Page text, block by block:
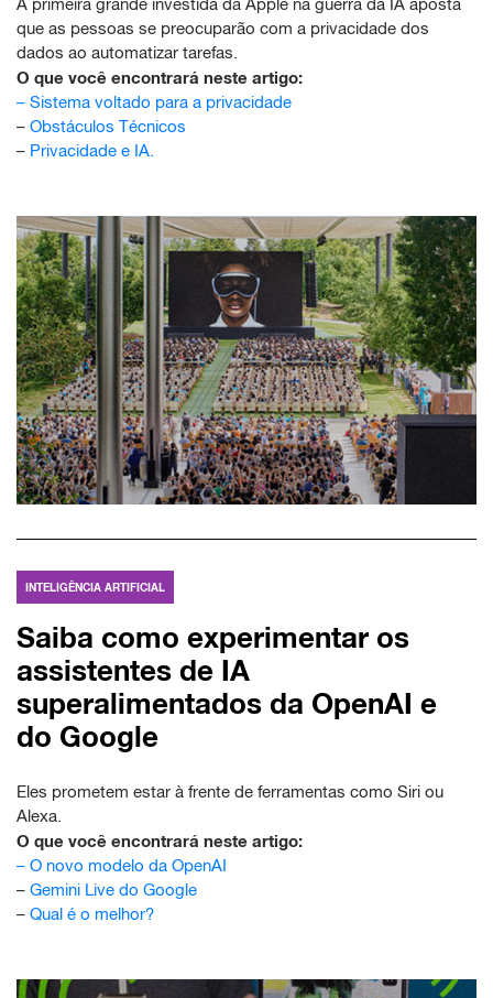
A primeira grande investida da Apple na guerra da IA aposta
que as pessoas se preocuparão com a privacidade dos
dados ao automatizar tarefas.
O que você encontrará neste artigo:
– Sistema voltado para a privacidade
– Obstáculos Técnicos
– Privacidade e IA.
INTELIGÊNCIA ARTIFICIAL
Saiba como experimentar os
assistentes de IA
superalimentados da OpenAI e
do Google
Eles prometem estar à frente de ferramentas como Siri ou
Alexa.
O que você encontrará neste artigo:
– O novo modelo da OpenAI
– Gemini Live do Google
– Qual é o melhor?